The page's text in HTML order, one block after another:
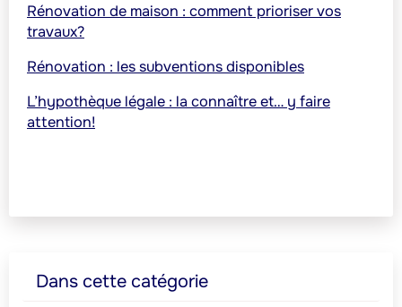
Rénovation de maison : comment prioriser vos
travaux?
Rénovation : les subventions disponibles
L’hypothèque légale : la connaître et… y faire
attention!
Dans cette catégorie